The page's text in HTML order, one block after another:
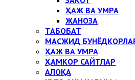
ҲАЖ ВА УМРА
ЖАНОЗА
ТАБОБАТ
МАСЖИД
ҲАЖ ВА УМРА
ҲАМКОР САЙТЛАР
АЛОҚА